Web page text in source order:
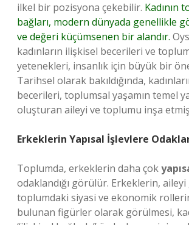
ilkel bir pozisyona çekebilir. Kadının
bağları, modern dünyada genellikle
ve değeri küçümsenen bir alandır.
kadınların ilişkisel becerileri ve
yetenekleri, insanlık için büyük bir
Tarihsel olarak bakıldığında,
becerileri, toplumsal yaşamın temel
oluşturan aileyi ve toplumu inşa
Erkeklerin Yapısal İşlevlere
Toplumda, erkeklerin daha çok
odaklandığı görülür. Erkeklerin,
toplumdaki siyasi ve ekonomik
bulunan figürler olarak görülmesi,